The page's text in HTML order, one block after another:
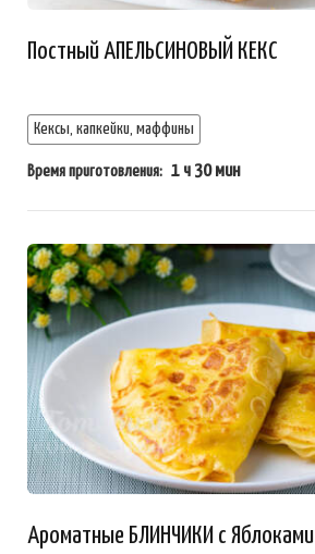
Постный АПЕЛЬСИНОВЫЙ КЕКС
Кексы, капкейки, маффины
Время приготовления: 1 ч 30 мин
Ароматные БЛИНЧИКИ с Яблоками